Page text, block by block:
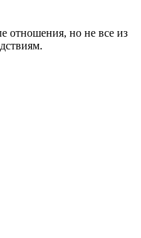
отношения, но не все из